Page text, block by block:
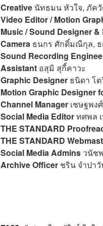
Creative นัทธมน หัวใจ,
Video Editor / Motion
Music / Sound Designer &
Camera ธนกร ศักดิ์มณีกุล, ธ
Sound Recording
Assistant อสุมิ สุกี้คาวะ
Graphic Designer ธนิดา โ
Motion Graphic Designer
Channel Manager เชษฐพง
Social Media Editorทศพล
THE STANDARD
THE STANDARD
Social Media Admins วนัช
Archive Officer ชริน จำปา